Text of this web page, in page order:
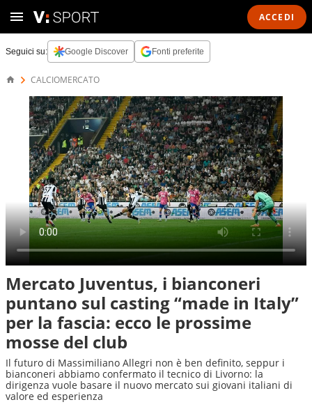
ACCEDI
Seguici su: Google Discover Fonti preferite
CALCIOMERCATO
Mercato Juventus, i bianconeri
puntano sul casting “made in Italy”
per la fascia: ecco le prossime
mosse del club
Il futuro di Massimiliano Allegri non è ben definito, seppur i
bianconeri abbiamo confermato il tecnico di Livorno: la
dirigenza vuole basare il nuovo mercato sui giovani italiani di
valore ed esperienza